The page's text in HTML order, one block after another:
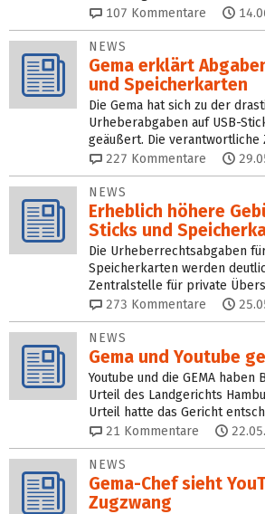
107 Kommentare
NEWS
Gema erklärt
und Speicherkarten
Die Gema hat sich zu der
Urheberabgaben auf USB-
geäußert. Die verantwortliche
227 Kommentare
NEWS
Erheblich höhere
Sticks und
Die Urheberrechtsabgaben
Speicherkarten werden
Zentralstelle für private
273 Kommentare
NEWS
Gema und Youtube
Youtube und die GEMA haben
Urteil des Landgerichts
Urteil hatte das Gericht
21 Kommentare
NEWS
Gema-Chef sieht
Zugzwang